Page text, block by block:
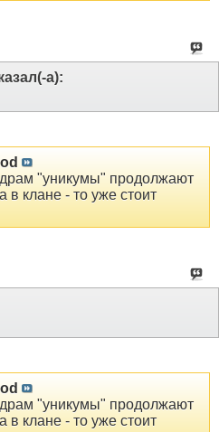
а):
"уникумы" продолжают
в клане - то уже стоит
"уникумы" продолжают
в клане - то уже стоит